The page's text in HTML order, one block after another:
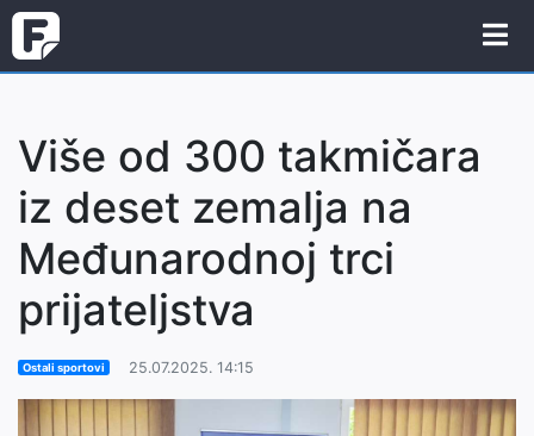
Više od 300 takmičara
iz deset zemalja na
Međunarodnoj trci
prijateljstva
Ostali sportovi 25.07.2025. 14:15